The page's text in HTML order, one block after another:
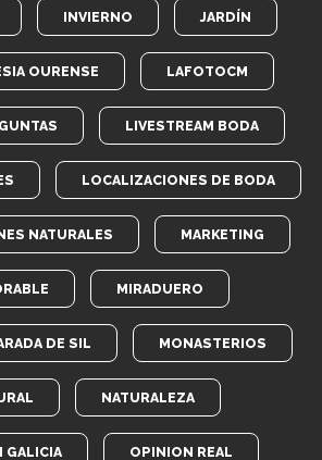
INVIERNO JARDÍN
OURENSE LAFOTOCM
LIVESTREAM BODA
LOCALIZACIONES DE BODA
NATURALES MARKETING
MIRADUERO
DE SIL MONASTERIOS
NATURALEZA
GALICIA OPINION REAL